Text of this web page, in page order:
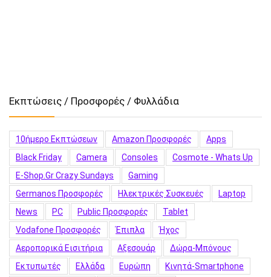
Εκπτώσεις / Προσφορές / Φυλλάδια
10ήμερο Εκπτώσεων Amazon Προσφορές
Apps
Black Friday
Camera Consoles
Cosmote - Whats Up
E-Shop.gr Crazy Sundays
Gaming
Germanos Προσφορές
Hλεκτρικές Συσκευές
Laptop
News
PC Public Προσφορές
Tablet
Vodafone Προσφορές
Έπιπλα
Ήχος
Αεροπορικά Εισιτήρια
Αξεσουάρ
Δώρα-Μπόνους
Εκτυπωτές
Ελλάδα Ευρώπη
Κινητά-Smartphone